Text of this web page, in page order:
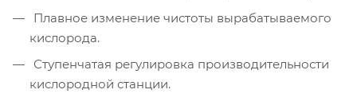
Плавное изменение чистоты вырабатываемого
кислорода.
Ступенчатая регулировка производительности
кислородной станции.